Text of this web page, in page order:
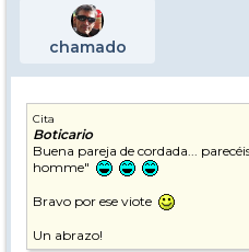
chamado
Cita
Boticario
Buena pareja de cordada...
homme"
Bravo por ese viote
Un abrazo!